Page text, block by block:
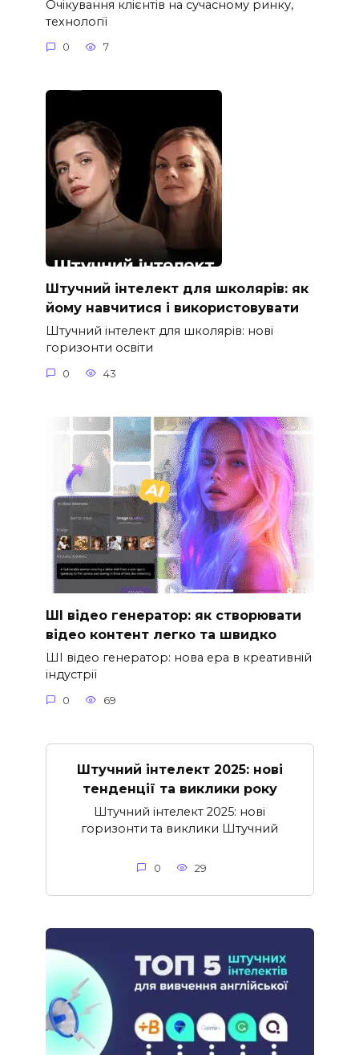
Очікування клієнтів на сучасному ринку,
технології
0 7
Штучний інтелект для школярів: як
йому навчитися і використовувати
Штучний інтелект для школярів: нові
горизонти освіти
0 43
ШІ відео генератор: як створювати
відео контент легко та швидко
ШІ відео генератор: нова ера в креативній
індустрії
0 69
Штучний інтелект 2025: нові
тенденції та виклики року
Штучний інтелект 2025: нові
горизонти та виклики Штучний
0 29